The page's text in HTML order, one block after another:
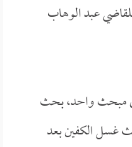
عبد الوهاب
في مبحث واحد، بحث
غسل الكفين بعد